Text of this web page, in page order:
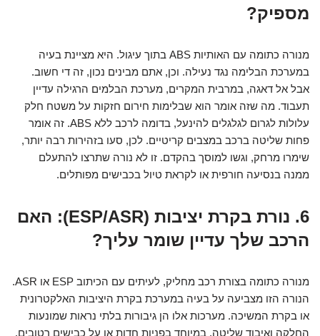
מספיק?
מנורה כתומה עם האותיות ABS בתוך עיגול. היא מציינת בעיה
במערכת הבלימה נגד נעילה. וכן, אתם מבינים נכון, זה די חשוב.
אבל אל דאגה, במרבית המקרים, מערכת הבלמים הרגילה עדיין
תעבוד. מה שזה אומר הוא שבלימות חירום חזקות על משטח חלק
עלולות לגרום לגלגלים להינעל, בדומה לרכב ללא ABS. זה אומר
פחות שליטה ברכב במצבים קריטיים. לכן, סעו בזהירות רבה יותר,
שימרו מרחק, וגשו למוסך בהקדם. זו לא נורה שתרצו להתעלם
ממנה בנסיעה חורפית או לקראת טיול בכבישים מפותלים.
6. נורת בקרת יציבות (ESP/ASR): האם
הרכב שלך עדיין שומר עליך?
מנורה כתומה בצורת רכב מחליק, לעיתים עם הכיתוב ESP או ASR.
הנורה הזו מצביעה על בעיה במערכת בקרת היציבות האלקטרונית
או בקרת המשיכה. מערכות אלו הן גיבורות בלתי נראות שמונעות
החלקה ואיבוד שליטה, במיוחד בפניות חדות או על כבישים רטובים.